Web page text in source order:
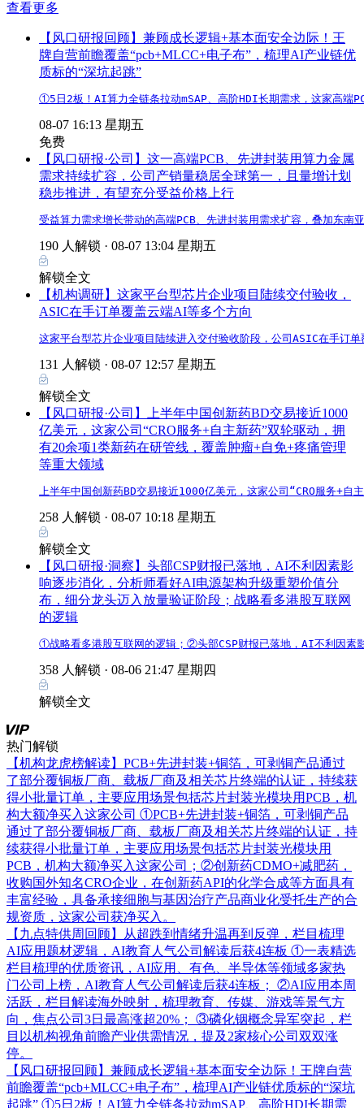
查看更多
【风口研报回顾】兼顾成长逻辑+基本面安全边际！王
牌自营前瞻覆盖“pcb+MLCC+电子布”，梳理AI产业链优
质标的“深坑起跳”
①5日2板！AI算力全链条拉动mSAP、高阶HDI长期需求，这家高端
08-07 16:13 星期五
免费
【风口研报·公司】这一高端PCB、先进封装用算力金属
需求持续扩容，公司产销量稳居全球第一，且量增计划
稳步推进，有望充分受益价格上行
受益算力需求增长带动的高端PCB、先进封装用需求扩容，叠加东
190 人解锁 · 08-07 13:04 星期五
解锁全文
【机构调研】这家平台型芯片企业项目陆续交付验收，
ASIC在手订单覆盖云端AI等多个方向
这家平台型芯片企业项目陆续进入交付验收阶段，公司ASIC在手订
131 人解锁 · 08-07 12:57 星期五
解锁全文
【风口研报·公司】上半年中国创新药BD交易接近1000
亿美元，这家公司“CRO服务+自主新药”双轮驱动，拥
有20余项1类新药在研管线，覆盖肿瘤+自免+疼痛管理
等重大领域
上半年中国创新药BD交易接近1000亿美元，这家公司“CRO服务+
258 人解锁 · 08-07 10:18 星期五
解锁全文
【风口研报·洞察】头部CSP财报已落地，AI不利因素影
响逐步消化，分析师看好AI电源架构升级重塑价值分
布，细分龙头迈入放量验证阶段；战略看多港股互联网
的逻辑
①战略看多港股互联网的逻辑；②头部CSP财报已落地，AI不利因素
358 人解锁 · 08-06 21:47 星期四
解锁全文
热门解锁
【机构龙虎榜解读】PCB+先进封装+铜箔，可剥铜产品通过
了部分覆铜板厂商、载板厂商及相关芯片终端的认证，持续获
得小批量订单，主要应用场景包括芯片封装光模块用PCB，机
构大额净买入这家公司 ①PCB+先进封装+铜箔，可剥铜产品
通过了部分覆铜板厂商、载板厂商及相关芯片终端的认证，持
续获得小批量订单，主要应用场景包括芯片封装光模块用
PCB，机构大额净买入这家公司；②创新药CDMO+减肥药，
收购国外知名CRO企业，在创新药API的化学合成等方面具有
丰富经验，具备承接细胞与基因治疗产品商业化受托生产的合
规资质，这家公司获净买入。
【九点特供周回顾】从超跌到情绪升温再到反弹，栏目梳理
AI应用题材逻辑，AI教育人气公司解读后获4连板 ①一表精选
栏目梳理的优质资讯，AI应用、有色、半导体等领域多家热
门公司上榜，AI教育人气公司解读后获4连板； ②AI应用本周
活跃，栏目解读海外映射，梳理教育、传媒、游戏等景气方
向，焦点公司3日最高涨超20%； ③磷化铟概念异军突起，栏
目以机构视角前瞻产业供需情况，提及2家核心公司双双涨
停。
【风口研报回顾】兼顾成长逻辑+基本面安全边际！王牌自营
前瞻覆盖“pcb+MLCC+电子布”，梳理AI产业链优质标的“深坑
起跳” ①5日2板！AI算力全链条拉动mSAP、高阶HDI长期需